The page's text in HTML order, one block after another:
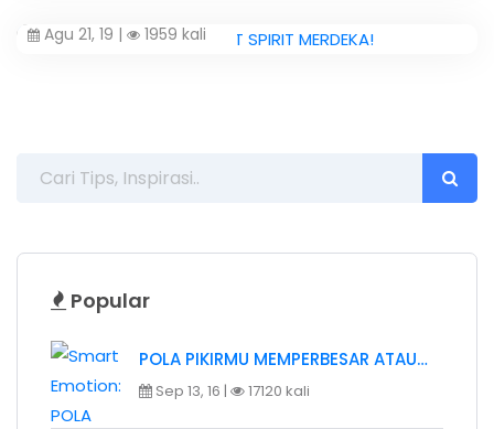
Agu 21, 19 | 1959 kali
Popular
POLA PIKIRMU MEMPERBESAR ATAU…
Sep 13, 16 | 17120 kali